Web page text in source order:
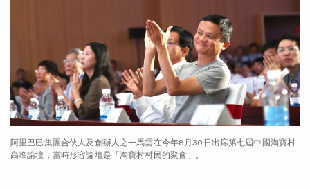
阿里巴巴集團合伙人及創辦人之一馬雲在今年8月30日出席第七屆中國淘寶村
高峰論壇，當時形容論壇是「淘寶村村民的聚會」。